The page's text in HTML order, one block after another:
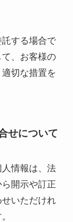
する場合で
、お客様の
切な措置を
せについて
情報は、法
開示や訂正
いただけれ